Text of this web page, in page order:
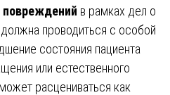
в рамках дел о
проводиться с особой
состояния пациента
или естественного
расцениваться как